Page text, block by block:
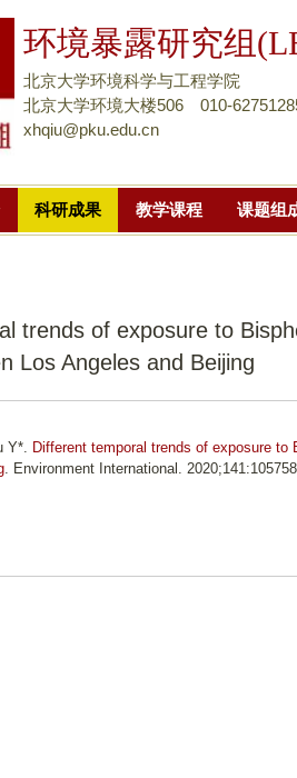
页
主
要
分
环境暴露研究组
北京大学环境科学与工程学院
北京大学环境大楼506 010-
xhqiu@pku.edu.cn
科研成果 教学课程 课题组
trends of exposure to
Los Angeles and Beijing
Y*. Different temporal trends of exposure to
. Environment International.